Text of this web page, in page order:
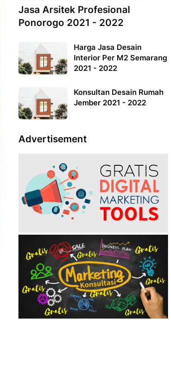
Jasa Arsitek Profesional
Ponorogo 2021 - 2022
Harga Jasa Desain
Interior Per M2 Semarang
2021 - 2022
Konsultan Desain Rumah
Jember 2021 - 2022
Advertisement